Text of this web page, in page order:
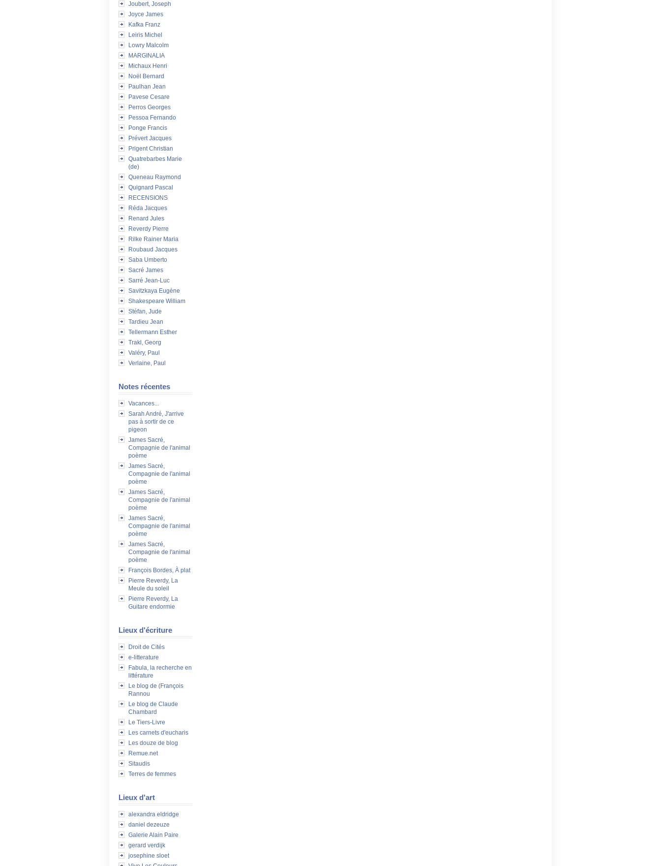
Joubert, Joseph
Joyce James
Kafka Franz
Leiris Michel
Lowry Malcolm
MARGINALIA
Michaux Henri
Noël Bernard
Paulhan Jean
Pavese Cesare
Perros Georges
Pessoa Fernando
Ponge Francis
Prévert Jacques
Prigent Christian
Quatrebarbes Marie
(de)
Queneau Raymond
Quignard Pascal
RECENSIONS
Réda Jacques
Renard Jules
Reverdy Pierre
Rilke Rainer Maria
Roubaud Jacques
Saba Umberto
Sacré James
Sarré Jean-Luc
Savitzkaya Eugène
Shakespeare William
Stéfan, Jude
Tardieu Jean
Tellermann Esther
Trakl, Georg
Valéry, Paul
Verlaine, Paul
Notes récentes
Vacances...
Sarah André, J'arrive
pas à sortir de ce
pigeon
James Sacré,
Compagnie de l'animal
poème
James Sacré,
Compagnie de l'animal
poème
James Sacré,
Compagnie de l'animal
poème
James Sacré,
Compagnie de l'animal
poème
James Sacré,
Compagnie de l'animal
poème
François Bordes, À plat
Pierre Reverdy, La
Meule du soleil
Pierre Reverdy, La
Guitare endormie
Lieux d'écriture
Droit de Cités
e-litterature
Fabula, la recherche en
littérature
Le blog de (François
Rannou
Le blog de Claude
Chambard
Le Tiers-Livre
Les carnets d'eucharis
Les douze de blog
Remue.net
Sitaudis
Terres de femmes
Lieux d'art
alexandra eldridge
daniel dezeuze
Galerie Alain Paire
gerard verdijk
josephine sloet